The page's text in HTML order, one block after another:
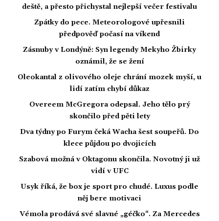
deště, a přesto přichystal nejlepší večer festivalu
Zpátky do pece. Meteorologové upřesnili
předpověď počasí na víkend
Zásnuby v Londýně: Syn legendy Mekyho Žbirky
oznámil, že se žení
Oleokantal z olivového oleje chrání mozek myší, u
lidí zatím chybí důkaz
Overeem McGregora odepsal. Jeho tělo prý
skončilo před pěti lety
Dva týdny po Furym čeká Wacha šest soupeřů. Do
klece půjdou po dvojicích
Szabová možná v Oktagonu skončila. Novotný ji už
vidí v UFC
Usyk říká, že box je sport pro chudé. Luxus podle
něj bere motivaci
Vémola prodává své slavné „géčko“. Za Mercedes